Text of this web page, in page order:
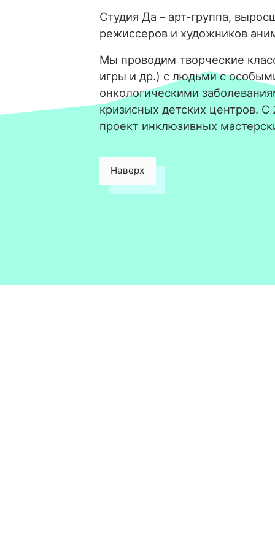
Студия Да – арт-группа,
режиссеров и художников
Мы проводим творческие
игры и др.) с людьми с
онкологическими
кризисных детских центров.
проект инклюзивных
Наверх